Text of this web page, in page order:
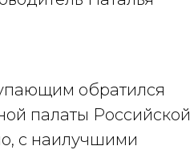
обратился
палаты Российской
с наилучшими